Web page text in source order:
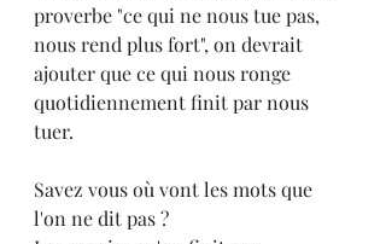
proverbe "ce qui ne nous tue pas,
nous rend plus fort", on devrait
ajouter que ce qui nous ronge
quotidiennement finit par nous
tuer.
Savez vous où vont les mots que
l'on ne dit pas ?